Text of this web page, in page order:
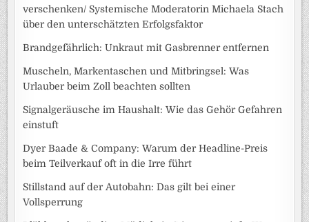
verschenken/ Systemische Moderatorin Michaela Stach
über den unterschätzten Erfolgsfaktor
Brandgefährlich: Unkraut mit Gasbrenner entfernen
Muscheln, Markentaschen und Mitbringsel: Was
Urlauber beim Zoll beachten sollten
Signalgeräusche im Haushalt: Wie das Gehör Gefahren
einstuft
Dyer Baade & Company: Warum der Headline-Preis
beim Teilverkauf oft in die Irre führt
Stillstand auf der Autobahn: Das gilt bei einer
Vollsperrung